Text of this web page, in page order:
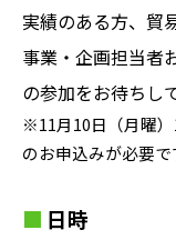
実績のある方、貿
事業・企画担当者
の参加をお待ちし
※11月10日（月曜
のお申込みが必要で
日時